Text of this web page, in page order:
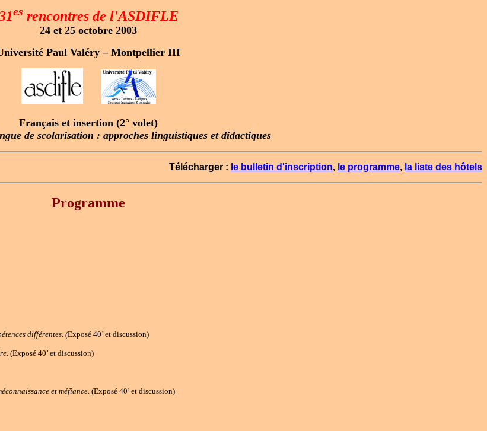
es rencontres de l'ASDIFLE
24 et 25 octobre 2003
Paul Valéry – Montpellier III
Français et insertion (2° volet)
de scolarisation : approches linguistiques et didactiques
Télécharger : le bulletin d'inscription, le programme, la liste des hôtels
Programme
différentes. (Exposé 40’ et discussion)
. (Exposé 40’ et discussion)
et méfiance. (Exposé 40’ et discussion)